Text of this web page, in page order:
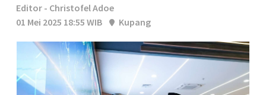
Editor - Christofel Adoe
01 Mei 2025 18:55 WIB
Kupang